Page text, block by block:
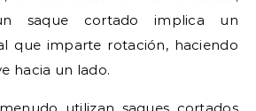
saque cortado implica un
que imparte rotación, haciendo
hacia un lado.
utilizan saques cortados